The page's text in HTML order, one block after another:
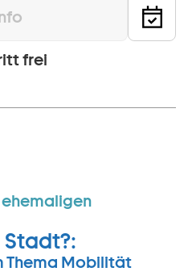
frei
ehemaligen
Thema Mobilität